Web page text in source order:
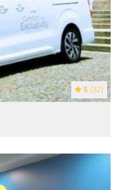
5 (32)